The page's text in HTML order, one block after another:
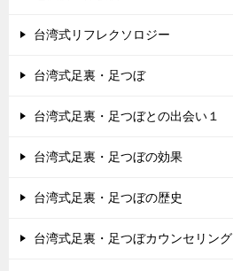
台湾式リフレクソロジー
台湾式足裏・足つぼ
台湾式足裏・足つぼとの出会い１
台湾式足裏・足つぼの効果
台湾式足裏・足つぼの歴史
台湾式足裏・足つぼカウンセリング